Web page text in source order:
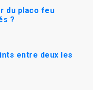
du placo feu
?
entre deux les